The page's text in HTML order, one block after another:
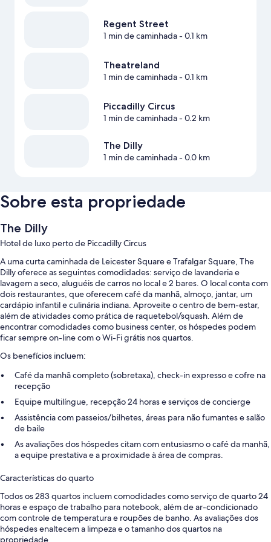
Regent Street
1 min de caminhada- 0.1 km
Theatreland
1 min de caminhada- 0.1 km
Piccadilly Circus
1 min de caminhada- 0.2 km
The Dilly
1 min de caminhada- 0.0 km
Sobre esta propriedade
The Dilly
Hotel de luxo perto de Piccadilly Circus
A uma curta caminhada de Leicester Square e Trafalgar Square, The
Dilly oferece as seguintes comodidades: serviço de lavanderia e
lavagem a seco, aluguéis de carros no local e 2 bares. O local conta com
dois restaurantes, que oferecem café da manhã, almoço, jantar, um
cardápio infantil e culinária indiana. Aproveite o centro de bem-estar,
além de atividades como prática de raquetebol/squash. Além de
encontrar comodidades como business center, os hóspedes podem
ficar sempre on-line com o Wi-Fi grátis nos quartos.
Os benefícios incluem:
Café da manhã completo (sobretaxa), check-in expresso e cofre na
recepção
Equipe multilíngue, recepção 24 horas e serviços de concierge
Assistência com passeios/bilhetes, áreas para não fumantes e salão
de baile
As avaliações dos hóspedes citam com entusiasmo o café da manhã,
a equipe prestativa e a proximidade à área de compras.
Características do quarto
Todos os 283 quartos incluem comodidades como serviço de quarto 24
horas e espaço de trabalho para notebook, além de ar-condicionado
com controle de temperatura e roupões de banho. As avaliações dos
hóspedes enaltecem a limpeza e o tamanho dos quartos na
propriedade.